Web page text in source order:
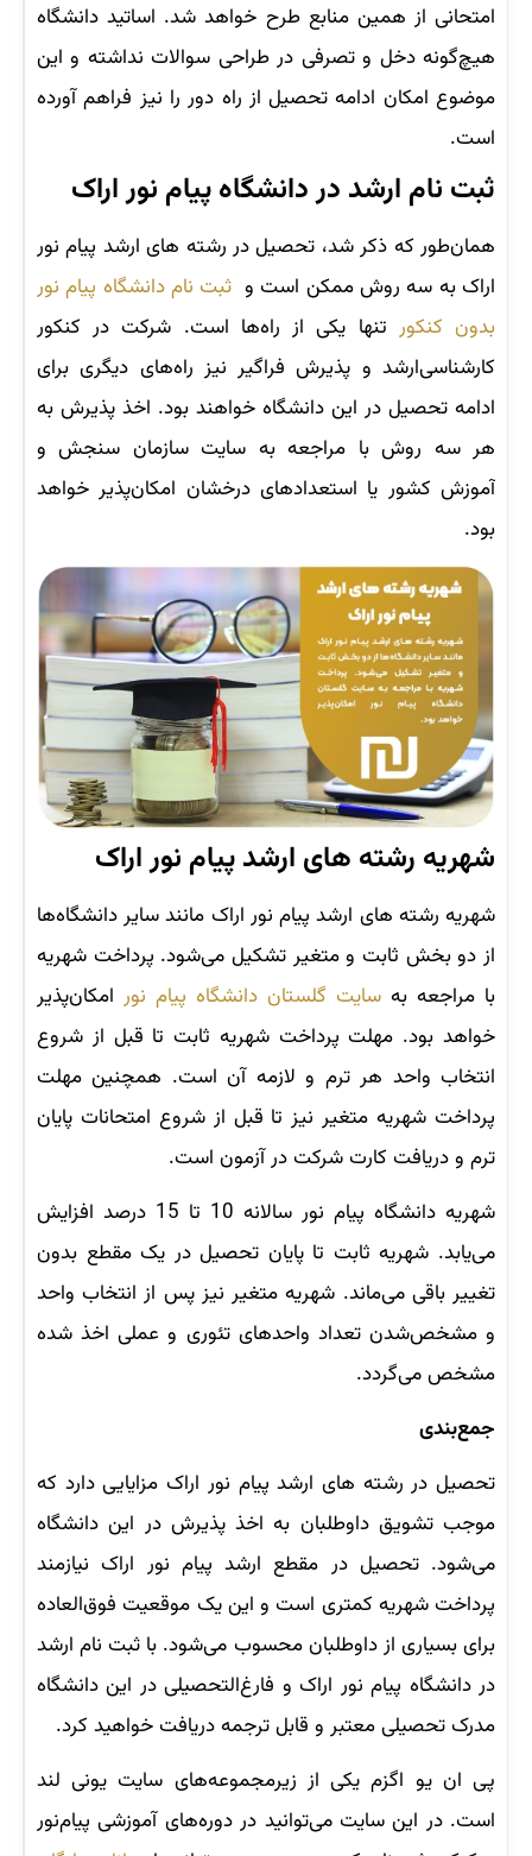
امتحانی از همین منابع طرح خواهد شد. اساتید دانشگاه
هیچ‌گونه دخل و تصرفی در طراحی سوالات نداشته و این
موضوع امکان ادامه تحصیل از راه دور را نیز فراهم آورده
است.
ثبت نام ارشد در دانشگاه پیام نور اراک
همان‌طور که ذکر شد، تحصیل در رشته های ارشد پیام نور
اراک به سه روش ممکن است و ثبت نام دانشگاه پیام نور
بدون کنکور تنها یکی از راه‌ها است. شرکت در کنکور
کارشناسی‌ارشد و پذیرش فراگیر نیز راه‌های دیگری برای
ادامه تحصیل در این دانشگاه خواهند بود. اخذ پذیرش به
هر سه روش با مراجعه به سایت سازمان سنجش و
آموزش کشور یا استعدادهای درخشان امکان‌پذیر خواهد
بود.
شهریه رشته های ارشد پیام نور اراک
شهریه رشته های ارشد پیام نور اراک مانند سایر دانشگاه‌ها
از دو بخش ثابت و متغیر تشکیل می‌شود. پرداخت شهریه
با مراجعه به سایت گلستان دانشگاه پیام نور امکان‌پذیر
خواهد بود. مهلت پرداخت شهریه ثابت تا قبل از شروع
انتخاب واحد هر ترم و لازمه آن است. همچنین مهلت
پرداخت شهریه متغیر نیز تا قبل از شروع امتحانات پایان
ترم و دریافت کارت شرکت در آزمون است.
شهریه دانشگاه پیام نور سالانه 10 تا 15 درصد افزایش
می‌یابد. شهریه ثابت تا پایان تحصیل در یک مقطع بدون
تغییر باقی می‌ماند. شهریه متغیر نیز پس از انتخاب واحد
و مشخص‌شدن تعداد واحدهای تئوری و عملی اخذ شده
مشخص می‌گردد.
جمع‌بندی
تحصیل در رشته های ارشد پیام نور اراک مزایایی دارد که
موجب تشویق داوطلبان به اخذ پذیرش در این دانشگاه
می‌شود. تحصیل در مقطع ارشد پیام نور اراک نیازمند
پرداخت شهریه کمتری است و این یک موقعیت فوق‌العاده
برای بسیاری از داوطلبان محسوب می‌شود. با ثبت نام ارشد
در دانشگاه پیام نور اراک و فارغ‌التحصیلی در این دانشگاه
مدرک تحصیلی معتبر و قابل ترجمه دریافت خواهید کرد.
پی ان یو اگزم یکی از زیرمجموعه‌های سایت یونی لند
است. در این سایت می‌توانید در دوره‌های آموزشی پیام‌نور